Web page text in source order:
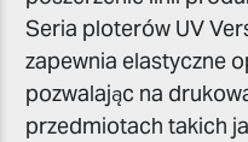
Seria ploterów UV
zapewnia elastyczne
pozwalając na
przedmiotach takich